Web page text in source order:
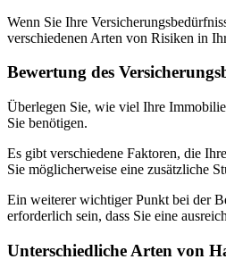
Wenn Sie Ihre
verschiedenen Arten von Risiken in
Bewertung des
Überlegen Sie, wie viel Ihre
Sie benötigen.
Es gibt verschiedene Faktoren, die
Sie möglicherweise eine zusätzliche
Ein weiterer wichtiger Punkt bei der
erforderlich sein, dass Sie eine
Unterschiedliche Arten von